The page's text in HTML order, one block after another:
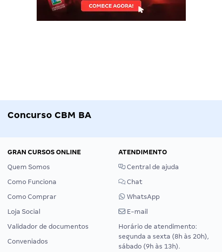
Concurso CBM BA
GRAN CURSOS ONLINE
Quem Somos
Como Funciona
Como Comprar
Loja Social
Validador de documentos
Conveniados
ATENDIMENTO
Central de ajuda
Chat
WhatsApp
E-mail
Horário de atendimento:
segunda a sexta (8h às 20h),
sábado (9h às 13h).